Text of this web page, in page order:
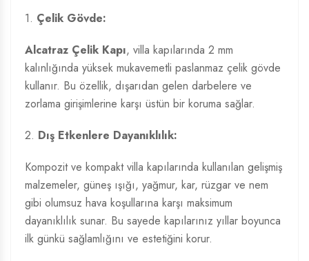
1. Çelik Gövde:
Alcatraz Çelik Kapı, villa kapılarında 2 mm
kalınlığında yüksek mukavemetli paslanmaz çelik gövde
kullanır. Bu özellik, dışarıdan gelen darbelere ve
zorlama girişimlerine karşı üstün bir koruma sağlar.
2. Dış Etkenlere Dayanıklılık:
Kompozit ve kompakt villa kapılarında kullanılan gelişmiş
malzemeler, güneş ışığı, yağmur, kar, rüzgar ve nem
gibi olumsuz hava koşullarına karşı maksimum
dayanıklılık sunar. Bu sayede kapılarınız yıllar boyunca
ilk günkü sağlamlığını ve estetiğini korur.